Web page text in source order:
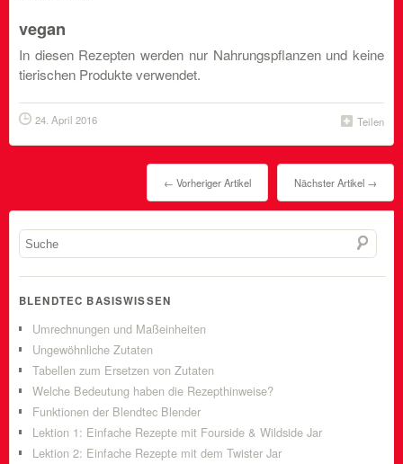
vegan
In diesen Rezepten werden nur Nahrungspflanzen und keine
tierischen Produkte verwendet.
Teilen
24. April 2016
Nächster Artikel →
← Vorheriger Artikel
BLENDTEC BASISWISSEN
Umrechnungen und Maßeinheiten
Ungewöhnliche Zutaten
Tabellen zum Ersetzen von Zutaten
Welche Bedeutung haben die Rezepthinweise?
Funktionen der Blendtec Blender
Lektion 1: Einfache Rezepte mit Fourside & Wildside Jar
Lektion 2: Einfache Rezepte mit dem Twister Jar